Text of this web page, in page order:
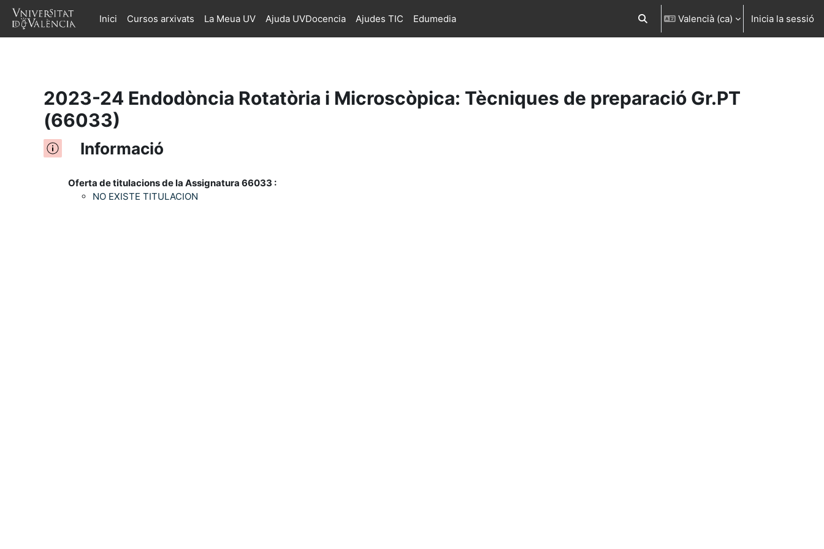
Ves al contingut principalInici Cursos arxivats La Meua UV Ajuda UVDocencia Ajudes TIC Edumedia Commuta l'entrada de la cerca
Valencià ‎(ca)‎ Inicia la sessió
2023-24 Endodòncia Rotatòria i Microscòpica: Tècniques de preparació Gr.PT
(66033)
Informació
Oferta de titulacions de la Assignatura 66033 :
NO EXISTE TITULACION